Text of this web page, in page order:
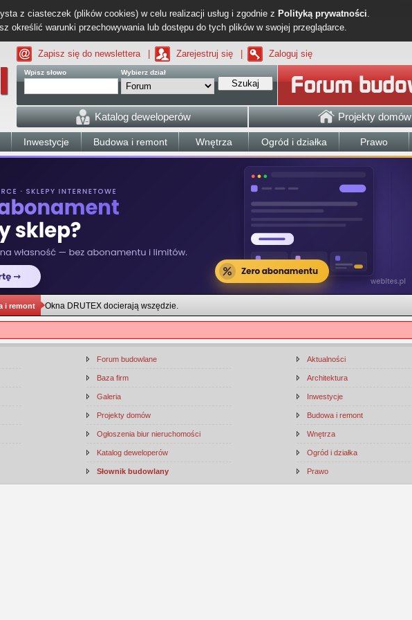
z ciasteczek (plików cookies) w celu realizacji usług i zgodnie z Polityką prywatności.
określić warunki przechowywania lub dostępu do tych plików w swojej przeglądarce.
Zapisz się do newslettera Zarejestruj się Zaloguj się
Wpisz słowo Wybierz dział
Szukaj
Katalog deweloperów Projekty domów
Inwestycje Budowa i remont Wnętrza Ogród i działka Prawo
i remont Okna DRUTEX docierają wszędzie.
Forum budowlane
Baza firm
Galeria
Projekty domów
Ogłoszenia biur nieruchomości
Katalog deweloperów
Słownik budowlany
Aktualności
Architektura
Inwestycje
Budowa i remont
Wnętrza
Ogród i działka
Prawo